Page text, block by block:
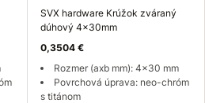
SVX hardware Krúžok zváraný
dúhový 4x30mm
0,3504 €
Rozmer (axb mm): 4x30 mm
Povrchová úprava: neo-chróm
s titánom